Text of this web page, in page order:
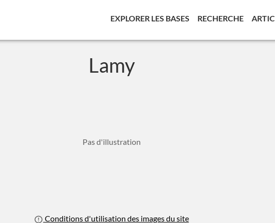
EXPLORER LES BASES (CURRENT)
RECHERCHE
Lamy
Pas d'illustration
Conditions d'utilisation des images du site